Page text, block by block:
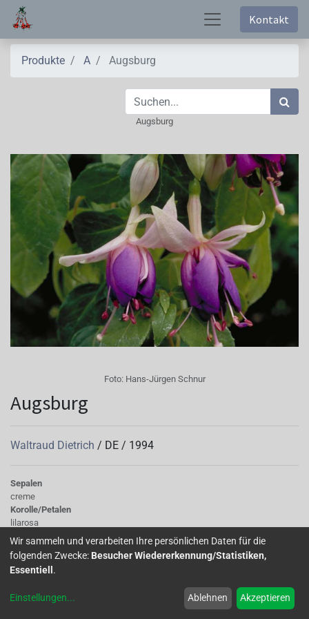
Kontakt
Produkte A Augsburg
Augsburg
Foto: Hans-Jürgen Schnur
Augsburg
Waltraud Dietrich / DE / 1994
Sepalen
creme
Korolle/Petalen
lilarosa
Knospe/Blüte
gefüllt, mittelgross
Wuchs
stehend
Wir sammeln und verarbeiten Ihre persönlichen Daten für die
folgenden Zwecke: Besucher Wiedererkennung/Statistiken,
Essentiell .
Einstellungen... Ablehnen Akzeptieren